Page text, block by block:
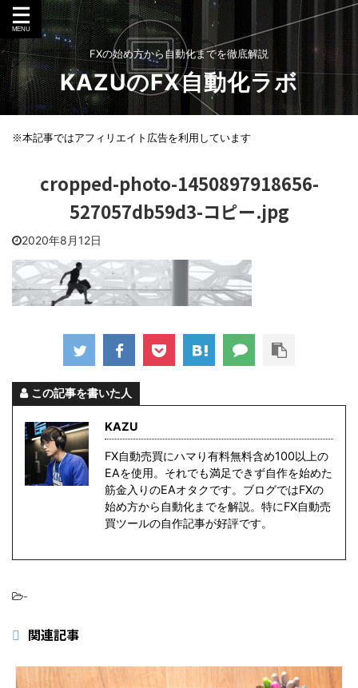
FXの始め方から自動化までを徹底解説
KAZUのFX自動化ラボ
※本記事ではアフィリエイト広告を利用しています
cropped-photo-1450897918656-
527057db59d3-コピー.jpg
2020年8月12日
この記事を書いた人
KAZU
FX自動売買にハマり有料無料含め100以上の
EAを使用。それでも満足できず自作を始めた
筋金入りのEAオタクです。ブログではFXの
始め方から自動化までを解説。特にFX自動売
買ツールの自作記事が好評です。
-
関連記事